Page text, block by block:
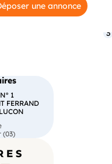
une annonce
3
1
FERRAND
(03)